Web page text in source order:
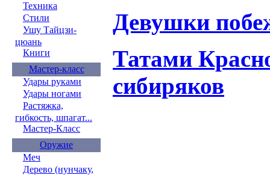
Техника
Стили
Ушу Тайцзи-
цюань
Книги
Мастер-класс
Удары руками
Удары ногами
Растяжка,
гибкость, шпагат...
Мастер-Класс
Оружие
Меч
Дерево (нунчаку,
Девушки
Татами
сибиряков